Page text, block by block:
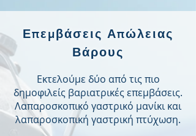
Επεμβάσεις Απώλειας
Βάρους
Εκτελούμε δύο από τις πιο
δημοφιλείς βαριατρικές επεμβάσεις.
Λαπαροσκοπικό γαστρικό μανίκι και
λαπαροσκοπική γαστρική πτύχωση.